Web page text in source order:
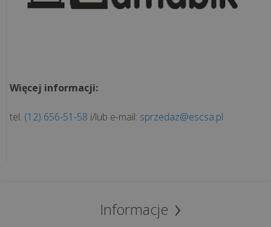
Więcej informacji:
tel. (12) 656-51-58 i/lub e-mail: sprzedaz@escsa.pl
Informacje